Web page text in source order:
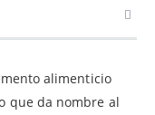
alimenticio
que da nombre al